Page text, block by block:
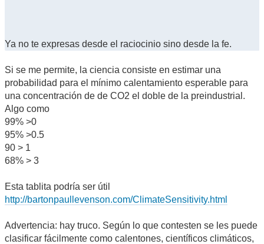
Ya no te expresas desde el raciocinio sino desde la fe.
Si se me permite, la ciencia consiste en estimar una
probabilidad para el mínimo calentamiento esperable para
una concentración de de CO2 el doble de la preindustrial.
Algo como
99% >0
95% >0.5
90 > 1
68% > 3
Esta tablita podría ser útil
http://bartonpaullevenson.com/ClimateSensitivity.html
Advertencia: hay truco. Según lo que contesten se les puede
clasificar fácilmente como calentones, científicos climáticos,